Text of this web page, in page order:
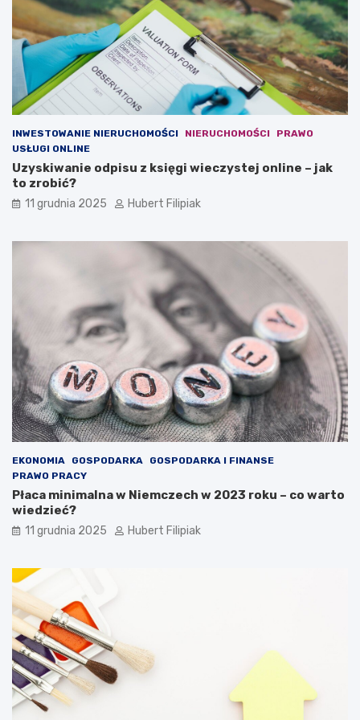
m
w
l
t
y
l
INWESTOWANIE NIERUCHOMOŚCI NIERUCHOMOŚCI
PRAWO
USŁUGI ONLINE
Uzyskiwanie odpisu z księgi wieczystej online – jak
to zrobić?
11 grudnia 2025 Hubert Filipiak
EKONOMIA GOSPODARKA
GOSPODARKA I FINANSE
PRAWO PRACY
Płaca minimalna w Niemczech w 2023 roku – co warto
wiedzieć?
11 grudnia 2025 Hubert Filipiak